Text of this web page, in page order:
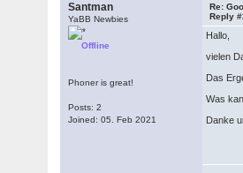
Santman
YaBB Newbies
Offline
Phoner is great!
Posts: 2
Joined: 05. Feb 2021
Re:
Reply
Hallo,
vielen
Das
Was
Danke